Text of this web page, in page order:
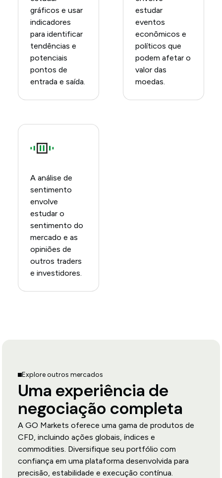
gráficos e usar
indicadores
para identificar
tendências e
potenciais
pontos de
entrada e saída.
estudar
eventos
econômicos e
políticos que
podem afetar o
valor das
moedas.
A análise de
sentimento
envolve
estudar o
sentimento do
mercado e as
opiniões de
outros traders
e investidores.
Explore outros mercados
Uma experiência de
negociação completa
A GO Markets oferece uma gama de produtos de
CFD, incluindo ações globais, índices e
commodities. Diversifique seu portfólio com
confiança em uma plataforma desenvolvida para
precisão, estabilidade e execução contínua.